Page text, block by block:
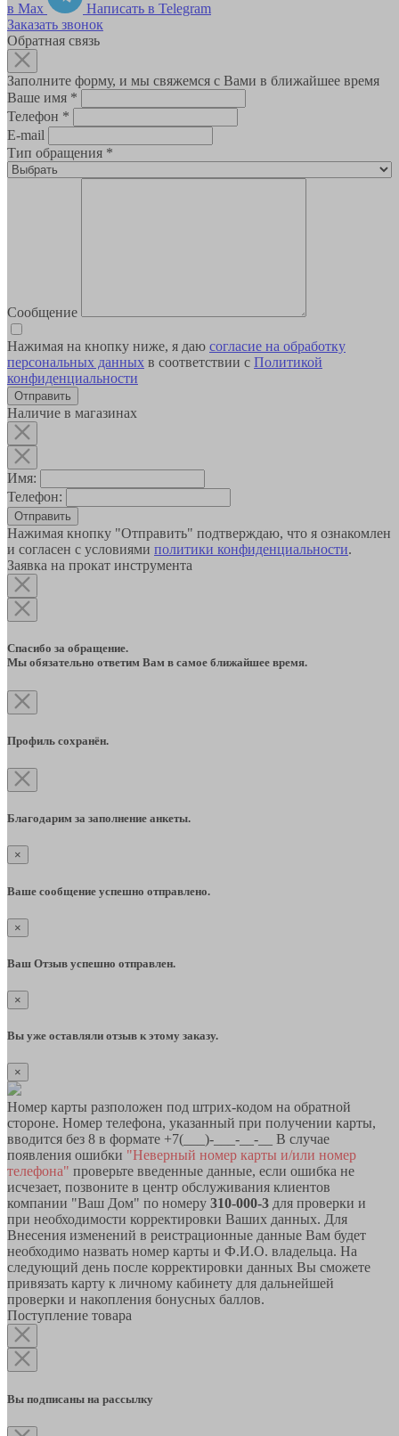
в Max
Написать в Telegram
Заказать звонок
Обратная связь
Заполните форму, и мы свяжемся с Вами в ближайшее время
Ваше имя *
Телефон *
E-mail
Тип обращения *
Сообщение
Нажимая на кнопку ниже, я даю согласие на обработку
персональных данных в соответствии с Политикой
конфиденциальности
Наличие в магазинах
Имя:
Телефон:
Отправить
Нажимая кнопку "Отправить" подтверждаю, что я ознакомлен
и согласен с условиями политики конфиденциальности.
Заявка на прокат инструмента
Спасибо за обращение.
Мы обязательно ответим Вам в самое ближайшее время.
Профиль сохранён.
Благодарим за заполнение анкеты.
×
Ваше сообщение успешно отправлено.
×
Ваш Отзыв успешно отправлен.
×
Вы уже оставляли отзыв к этому заказу.
×
Номер карты разположен под штрих-кодом на обратной
стороне. Номер телефона, указанный при получении карты,
вводится без 8 в формате +7(___)-___-__-__ В случае
появления ошибки "Неверный номер карты и/или номер
телефона" проверьте введенные данные, если ошибка не
исчезает, позвоните в центр обслуживания клиентов
компании "Ваш Дом" по номеру 310-000-3 для проверки и
при необходимости корректировки Ваших данных. Для
Внесения изменений в реистрационные данные Вам будет
необходимо назвать номер карты и Ф.И.О. владельца. На
следующий день после корректировки данных Вы сможете
привязать карту к личному кабинету для дальнейшей
проверки и накопления бонусных баллов.
Поступление товара
Вы подписаны на рассылку